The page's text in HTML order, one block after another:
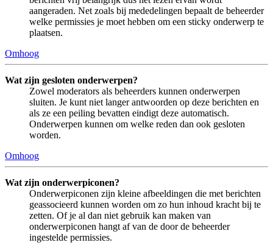
aangeraden. Net zoals bij mededelingen bepaalt de beheerder
welke permissies je moet hebben om een sticky onderwerp te
plaatsen.
Omhoog
Wat zijn gesloten onderwerpen?
Zowel moderators als beheerders kunnen onderwerpen
sluiten. Je kunt niet langer antwoorden op deze berichten en
als ze een peiling bevatten eindigt deze automatisch.
Onderwerpen kunnen om welke reden dan ook gesloten
worden.
Omhoog
Wat zijn onderwerpiconen?
Onderwerpiconen zijn kleine afbeeldingen die met berichten
geassocieerd kunnen worden om zo hun inhoud kracht bij te
zetten. Of je al dan niet gebruik kan maken van
onderwerpiconen hangt af van de door de beheerder
ingestelde permissies.